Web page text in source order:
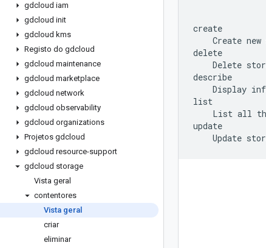
gdcloud iam
gdcloud init
gdcloud kms
Registo do gdcloud
gdcloud maintenance
gdcloud marketplace
gdcloud network
gdcloud observability
gdcloud organizations
Projetos gdcloud
gdcloud resource-support
gdcloud storage
Vista geral
contentores
Vista geral
criar
eliminar
create
Create new
delete
Delete
describe
Display
list
List all
update